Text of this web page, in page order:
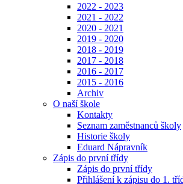
2022 - 2023
2021 - 2022
2020 - 2021
2019 - 2020
2018 - 2019
2017 - 2018
2016 - 2017
2015 - 2016
Archiv
O naší škole
Kontakty
Seznam zaměstnanců školy
Historie školy
Eduard Nápravník
Zápis do první třídy
Zápis do první třídy
Přihlášení k zápisu do 1.